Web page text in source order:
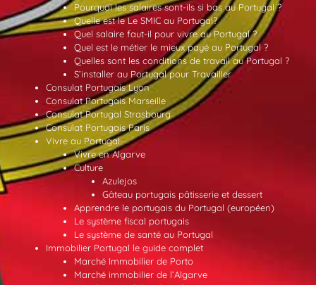
Pourquoi les salaires sont-ils si bas au Portugal ?
Quelle est le Le SMIC au Portugal?
Quel salaire faut-il pour vivre au Portugal ?
Quel est le métier le mieux payé au Portugal ?
Quelles sont les conditions de travail au Portugal ?
S’installer au Portugal pour Travailler
Consulat Portugais Lyon
Consulat Portugais Marseille
Consulat Portugal Strasbourg
Consulat Portugais Paris
Vivre au Portugal
Vivre en Algarve
Culture
Azulejos
Gâteau portugais pâtisserie et dessert
Apprendre le portugais du Portugal (européen)
Le système fiscal portugais
Le système de santé au Portugal
Immobilier Portugal le guide complet
Marché Immobilier de Porto
Marché immobilier de l’Algarve